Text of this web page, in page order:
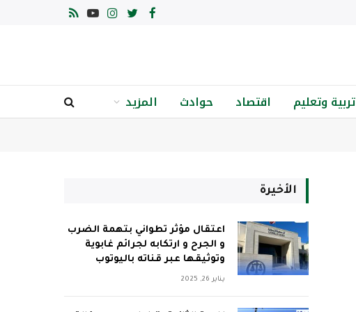
فيسبوك
تويتر الانستغرام
يوتيوبRSS
تربية وتعليم اقتصاد حوادث المزيد
الأخيرة
اعتقال مؤثر تطواني بتهمة الضرب
و الجرح و ارتكابه لجرائم غابوية
وتوثيقها عبر قناته باليوتوب
يناير 26, 2025